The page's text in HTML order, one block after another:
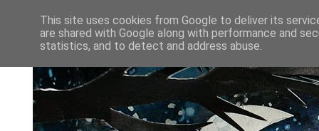
This site uses cookies from Google to deliver its
are shared with Google along with performance and
statistics, and to detect and address abuse.